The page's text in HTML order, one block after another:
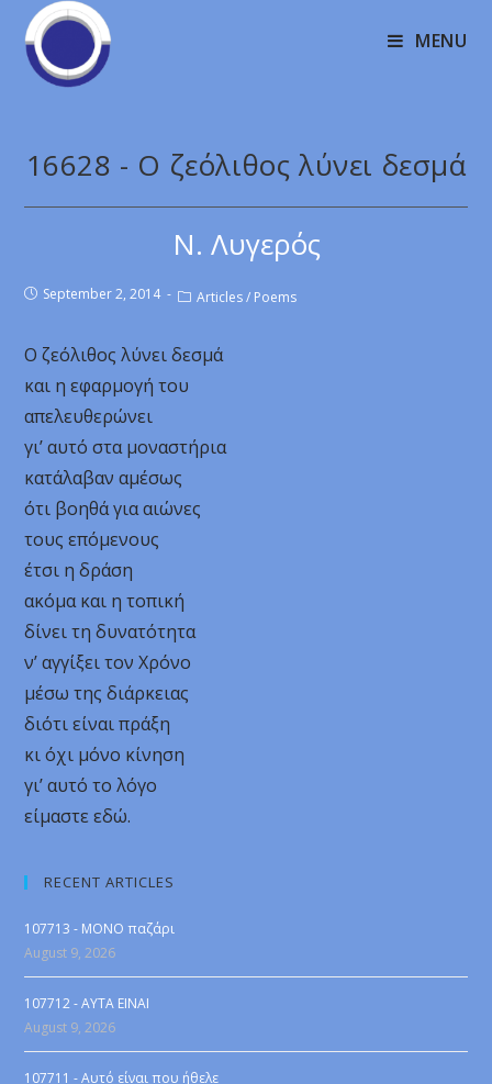
MENU
16628 - Ο ζεόλιθος λύνει δεσμά
Ν. Λυγερός
September 2, 2014 Articles / Poems
Ο ζεόλιθος λύνει δεσμά
και η εφαρμογή του
απελευθερώνει
γι’ αυτό στα μοναστήρια
κατάλαβαν αμέσως
ότι βοηθά για αιώνες
τους επόμενους
έτσι η δράση
ακόμα και η τοπική
δίνει τη δυνατότητα
ν’ αγγίξει τον Χρόνο
μέσω της διάρκειας
διότι είναι πράξη
κι όχι μόνο κίνηση
γι’ αυτό το λόγο
είμαστε εδώ.
RECENT ARTICLES
107713 - MONO παζάρι
August 9, 2026
107712 - AYTA EINAI
August 9, 2026
107711 - Αυτό είναι που ήθελε